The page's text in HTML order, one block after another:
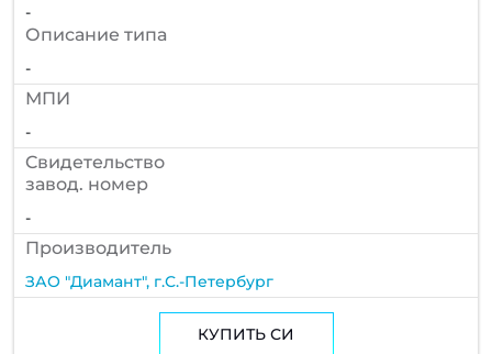
-
Описание типа
-
МПИ
-
Cвидетельство
завод. номер
-
Производитель
ЗАО "Диамант", г.С.-Петербург
КУПИТЬ СИ